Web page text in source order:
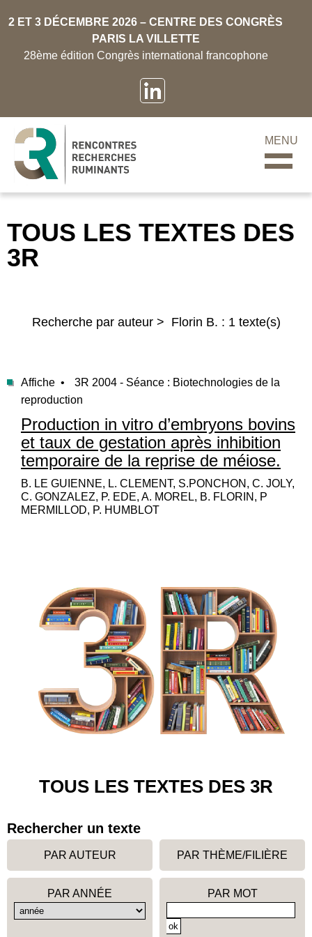
2 ET 3 DÉCEMBRE 2026 – CENTRE DES CONGRÈS
PARIS LA VILLETTE
28ème édition Congrès international francophone
MENU
TOUS LES TEXTES DES
3R
Recherche par auteur > Florin B. : 1 texte(s)
Affiche •
3R 2004 - Séance : Biotechnologies de la
reproduction
Production in vitro d’embryons bovins
et taux de gestation après inhibition
temporaire de la reprise de méiose.
B. LE GUIENNE, L. CLEMENT, S.PONCHON, C. JOLY,
C. GONZALEZ, P. EDE, A. MOREL, B. FLORIN, P
MERMILLOD, P. HUMBLOT
TOUS LES TEXTES DES 3R
Rechercher un texte
PAR AUTEUR PAR THÈME/FILIÈRE
PAR ANNÉE PAR MOT